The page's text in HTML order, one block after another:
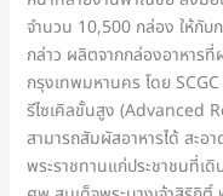
จำนวน 10,500 กล่อง ให้กับ
กล่าว ผลิตจากกล่องอาหารที่
กรุงเทพมหานคร โดย
รีไซเคิลขั้นสูง (Advanced
สามารถสัมผัสอาหารได้ สะอ
พระราชทานแก่ประชาชนที่เ